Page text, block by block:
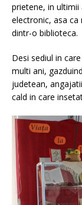
prietene, in
electronic, asa
dintr-o biblioteca.
Desi sediul in
multi ani,
judetean,
cald in care